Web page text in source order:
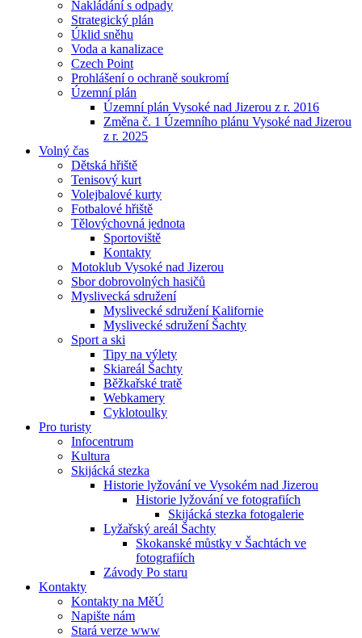
Nakládání s odpady
Strategický plán
Úklid sněhu
Voda a kanalizace
Czech Point
Prohlášení o ochraně soukromí
Územní plán
Územní plán Vysoké nad Jizerou z r. 2016
Změna č. 1 Územního plánu Vysoké nad Jizerou
z r. 2025
Volný čas
Dětská hřiště
Tenisový kurt
Volejbalové kurty
Fotbalové hřiště
Tělovýchovná jednota
Sportoviště
Kontakty
Motoklub Vysoké nad Jizerou
Sbor dobrovolných hasičů
Myslivecká sdružení
Myslivecké sdružení Kalifornie
Myslivecké sdružení Šachty
Sport a ski
Tipy na výlety
Skiareál Šachty
Běžkařské tratě
Webkamery
Cyklotoulky
Pro turisty
Infocentrum
Kultura
Skijácká stezka
Historie lyžování ve Vysokém nad Jizerou
Historie lyžování ve fotografiích
Skijácká stezka fotogalerie
Lyžařský areál Šachty
Skokanské můstky v Šachtách ve
fotografiích
Závody Po staru
Kontakty
Kontakty na MěÚ
Napište nám
Stará verze www